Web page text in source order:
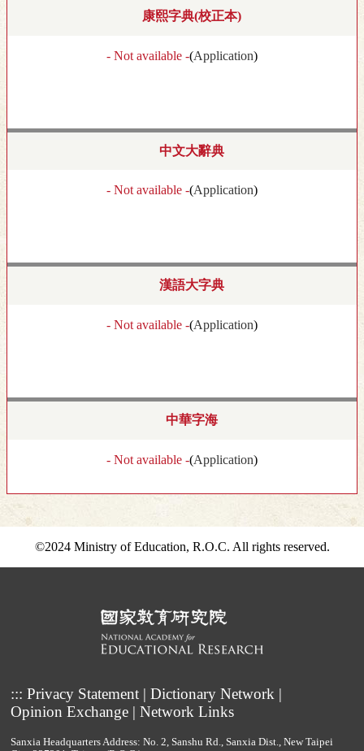
康熙字典(校正本)
- Not available -(Application)
中文大辭典
- Not available -(Application)
漢語大字典
- Not available -(Application)
中華字海
- Not available -(Application)
©2024 Ministry of Education, R.O.C. All rights reserved.
::: Privacy Statement| Dictionary Network |
Opinion Exchange| Network Links
Sanxia Headquarters Address: No. 2, Sanshu Rd., Sanxia Dist., New Taipei